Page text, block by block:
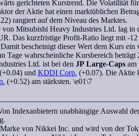
gerichteten Kurstrend. Die Volatilität
der Aktie hat einen marktüblichen
rangiert auf dem Niveau des Marktes.
von Mitsubishi Heavy Industries Ltd. lag in
Das kurzfristige Profit-Ratioliegt mit -12
bescheinigt dieser Wert dem Kurs
Tage wahrscheinliche Kursbereich beträgt
Ltd. ist bei den JP Large-Capsam
(+0.04) und KDDI Corp. (+0.07). Die Aktie
(+0.52) am stärksten. \e01\7
Indexanbietern unabhängige Auswahl
von Nikkei Inc. und wird von der